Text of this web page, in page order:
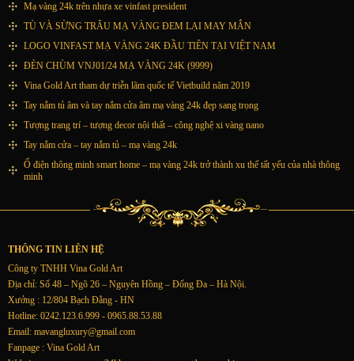
Mạ vàng 24k trên nhựa xe vinfast president
TÙ VÀ SỪNG TRÂU MẠ VÀNG ĐEM LẠI MAY MẮN
LOGO VINFAST MẠ VÀNG 24K ĐẦU TIÊN TẠI VIỆT NAM
ĐÈN CHÙM VNJ01/24 MẠ VÀNG 24K (9999)
Vina Gold Art tham dự triễn lãm quốc tế Vietbuild năm 2019
Tay nắm tủ âm và tay nắm cửa âm mạ vàng 24k đẹp sang trọng
Tượng trang trí – tượng decor nội thất – công nghệ xi vàng nano
Tay nắm cửa – tay nắm tủ – mạ vàng 24k
Ổ điện thông minh smart home – mạ vàng 24k trở thành xu thế tất yếu của nhà thông
minh
THÔNG TIN LIÊN HỆ
Công ty TNHH Vina Gold Art
Địa chỉ: Số 48 – Ngõ 26 – Nguyên Hồng – Đống Đa – Hà Nội.
Xưởng : 12/804 Bạch Đằng - HN
Hotline: 0242.123.6.999 - 0965.88.53.88
Email: mavangluxury@gmail.com
Fanpage : Vina Gold Art